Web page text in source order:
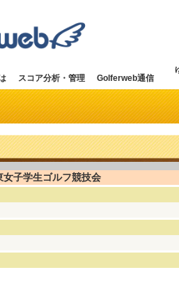
スコア分析・管理 Golferweb通信
女子学生ゴルフ競技会